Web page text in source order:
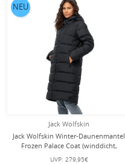
Jack Wolfskin
Jack Wolfskin Winter-Daunenmantel
Frozen Palace Coat (winddicht,
wasserabweisend) schwarz Damen
UVP: 279,95€
NEU